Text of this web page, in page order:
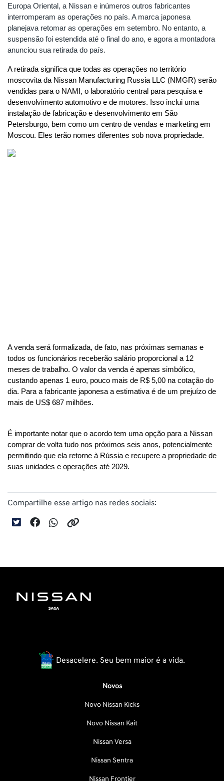
Europa Oriental, a Nissan e inúmeros outros fabricantes
interromperam as operações no país. A marca japonesa
planejava retomar as operações em setembro. No entanto, a
suspensão foi estendida até o final do ano, e agora a montadora
anunciou sua retirada do país.
A retirada significa que todas as operações no território
moscovita da Nissan Manufacturing Russia LLC (NMGR) serão
vendidas para o NAMI, o laboratório central para pesquisa e
desenvolvimento automotivo e de motores. Isso inclui uma
instalação de fabricação e desenvolvimento em São
Petersburgo, bem como um centro de vendas e marketing em
Moscou. Eles terão nomes diferentes sob nova propriedade.
A venda será formalizada, de fato, nas próximas semanas e
todos os funcionários receberão salário proporcional a 12
meses de trabalho. O valor da venda é apenas simbólico,
custando apenas 1 euro, pouco mais de R$ 5,00 na cotação do
dia. Para a fabricante japonesa a estimativa é de um prejuízo de
mais de US$ 687 milhões.
É importante notar que o acordo tem uma opção para a Nissan
comprar de volta tudo nos próximos seis anos, potencialmente
permitindo que ela retorne à Rússia e recupere a propriedade de
suas unidades e operações até 2029.
Compartilhe esse artigo nas redes sociais:
Desacelere. Seu bem maior é a vida.
Novos
Novo Nissan Kicks
Novo Nissan Kait
Nissan Versa
Nissan Sentra
Nissan Frontier